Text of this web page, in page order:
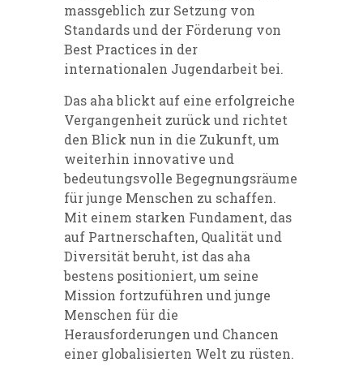
massgeblich zur Setzung von
Standards und der Förderung von
Best Practices in der
internationalen Jugendarbeit bei.
Das aha blickt auf eine erfolgreiche
Vergangenheit zurück und richtet
den Blick nun in die Zukunft, um
weiterhin innovative und
bedeutungsvolle Begegnungsräume
für junge Menschen zu schaffen.
Mit einem starken Fundament, das
auf Partnerschaften, Qualität und
Diversität beruht, ist das aha
bestens positioniert, um seine
Mission fortzuführen und junge
Menschen für die
Herausforderungen und Chancen
einer globalisierten Welt zu rüsten.